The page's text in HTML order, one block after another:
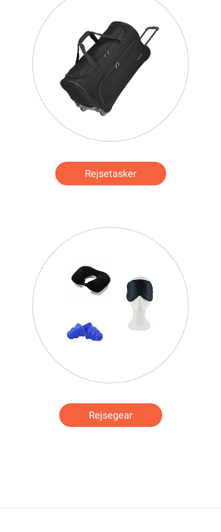
Rejsetasker
Rejsegear